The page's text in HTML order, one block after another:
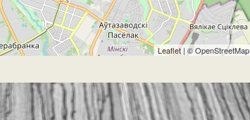
Leaflet| ©OpenStreetMap